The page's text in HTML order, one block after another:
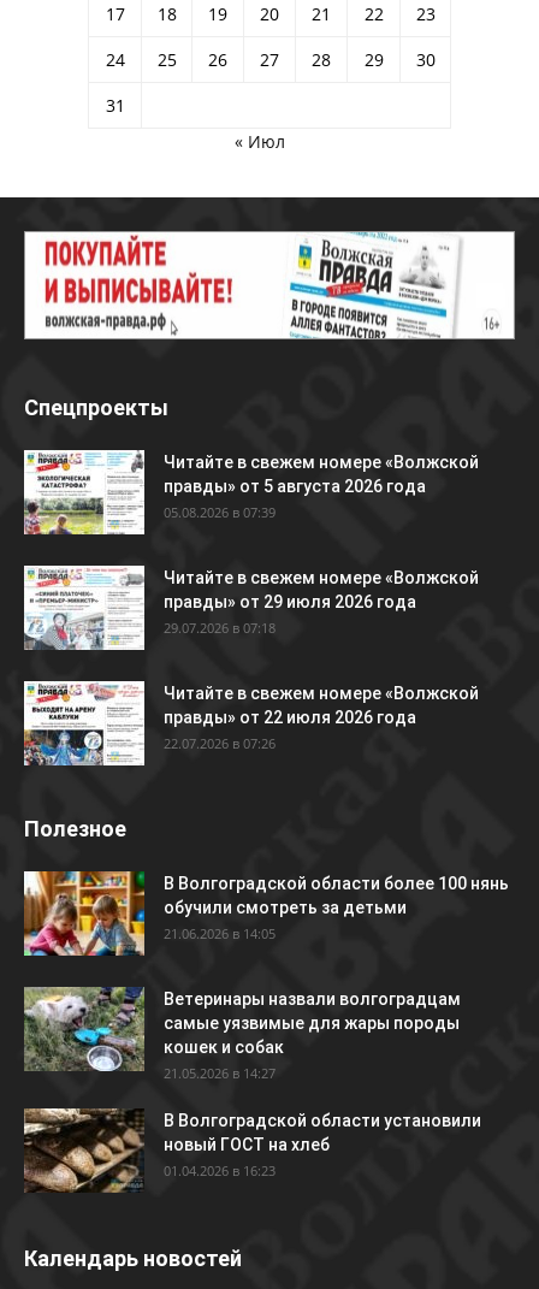
17
18 19 20 21 22
23
24
25 26 27 28 29
30
31
« Июл
Спецпроекты
Читайте в свежем номере «Волжской
правды» от 5 августа 2026 года
05.08.2026 в 07:39
Читайте в свежем номере «Волжской
правды» от 29 июля 2026 года
29.07.2026 в 07:18
Читайте в свежем номере «Волжской
правды» от 22 июля 2026 года
22.07.2026 в 07:26
Полезное
В Волгоградской области более 100 нянь
обучили смотреть за детьми
21.06.2026 в 14:05
Ветеринары назвали волгоградцам
самые уязвимые для жары породы
кошек и собак
21.05.2026 в 14:27
В Волгоградской области установили
новый ГОСТ на хлеб
01.04.2026 в 16:23
Календарь новостей